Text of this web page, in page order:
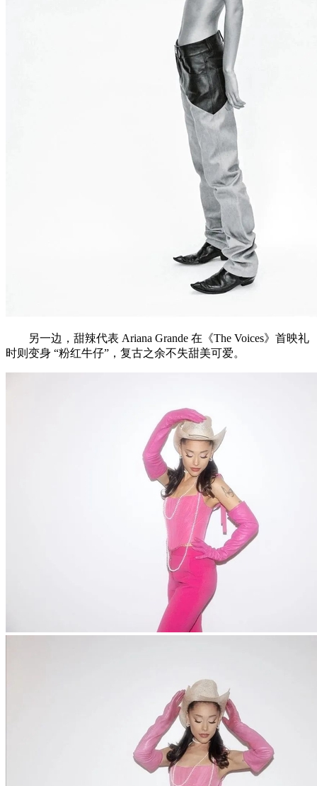
另一边，甜辣代表 Ariana Grande 在《The Voices》首映礼
时则变身 “粉红牛仔”，复古之余不失甜美可爱。